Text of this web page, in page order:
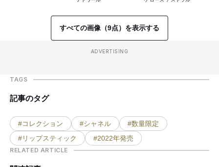
すべての画像（9点）を表示する
ADVERTISING
TAGS
記事のタグ
#コレクション #シャネル
#数量限定
#リップスティック
#2022年発売
RELATED ARTICLE